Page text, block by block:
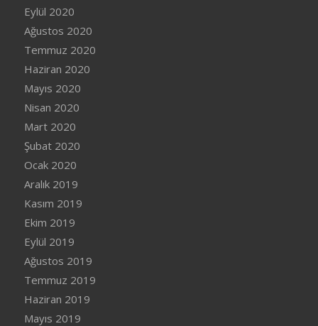
Eylül 2020
Ağustos 2020
Temmuz 2020
Haziran 2020
Mayıs 2020
Nisan 2020
Mart 2020
Şubat 2020
Ocak 2020
Aralık 2019
Kasım 2019
Ekim 2019
Eylül 2019
Ağustos 2019
Temmuz 2019
Haziran 2019
Mayıs 2019